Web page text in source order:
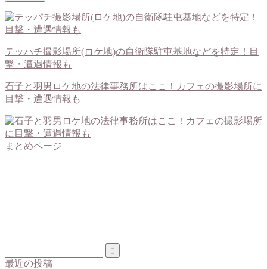
テッパチ撮影場所(ロケ地)の自衛隊駐屯基地などを特定！目
撃・遭遇情報も
石子と羽男ロケ地の法律事務所はここ！カフェの撮影場所に
目撃・遭遇情報も
まとめページ
最近の投稿